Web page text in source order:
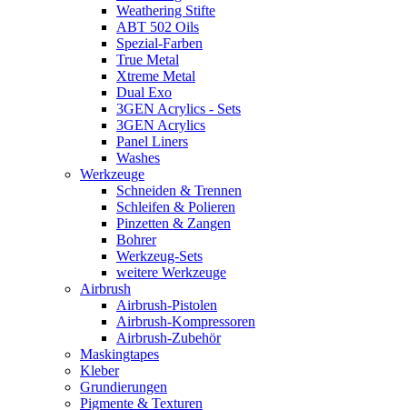
Weathering Stifte
ABT 502 Oils
Spezial-Farben
True Metal
Xtreme Metal
Dual Exo
3GEN Acrylics - Sets
3GEN Acrylics
Panel Liners
Washes
Werkzeuge
Schneiden & Trennen
Schleifen & Polieren
Pinzetten & Zangen
Bohrer
Werkzeug-Sets
weitere Werkzeuge
Airbrush
Airbrush-Pistolen
Airbrush-Kompressoren
Airbrush-Zubehör
Maskingtapes
Kleber
Grundierungen
Pigmente & Texturen